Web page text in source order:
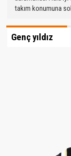
takım konumuna
Genç yıldız